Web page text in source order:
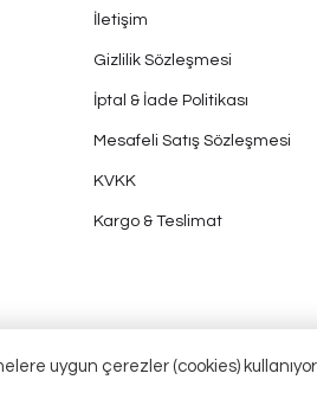
uygun çerezler (cookies)
İletişim
Gizlilik Sözleşmesi
İptal & İade Politikası
Mesafeli Satış Sözleşmesi
KVKK
Kargo & Teslimat